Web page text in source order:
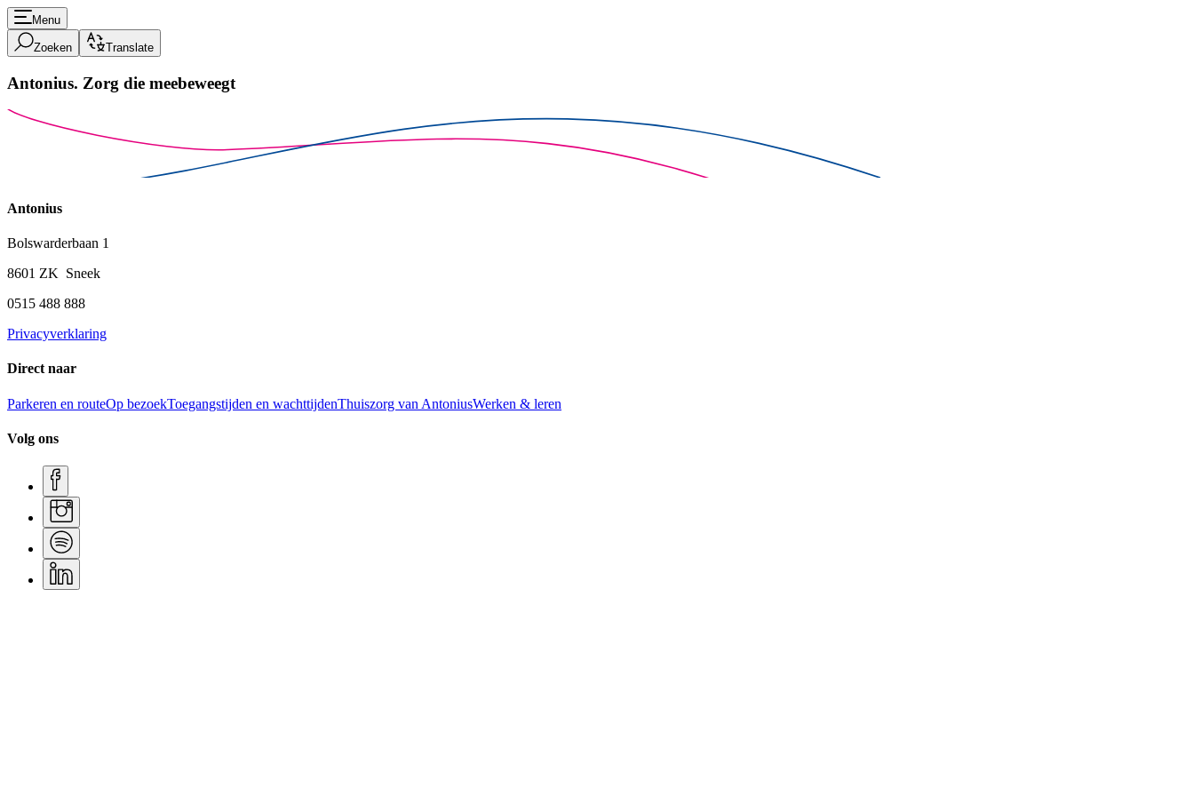
Menu
Zoeken Translate
Antonius. Zorg die meebeweegt
Antonius
Bolswarderbaan 1
8601 ZK Sneek
0515 488 888
Privacyverklaring
Direct naar
Parkeren en routeOp bezoekToegangstijden en wachttijdenThuiszorg van AntoniusWerken & leren
Volg ons